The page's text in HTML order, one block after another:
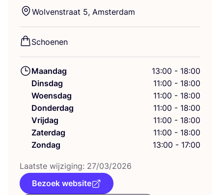
Wol­ven­straat 5, Amsterdam
Schoe­nen
Maandag
13:00 - 18:00
Dinsdag
11:00 - 18:00
Woensdag
11:00 - 18:00
Donderdag
11:00 - 18:00
Vrijdag
11:00 - 18:00
Zaterdag
11:00 - 18:00
Zondag
13:00 - 17:00
Laat­ste wij­zi­ging: 27/03/2026
Bezoek website